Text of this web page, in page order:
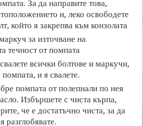
За да направите това,
и, леко освободете
който я закрепва към конзолата
за източване на
течност от помпата
всички болтове и маркучи,
и я свалете.
помпата от полепнали по нея
Избършете с чиста кърпа,
че е достатъчно чиста, за да
разглобявате.